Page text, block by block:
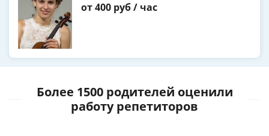
от 400 руб / час
Более 1500 родителей оценили
работу репетиторов